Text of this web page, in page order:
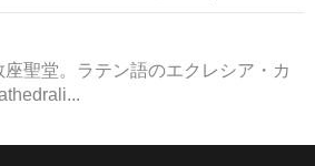
聖堂。ラテン語のエクレシア・カ